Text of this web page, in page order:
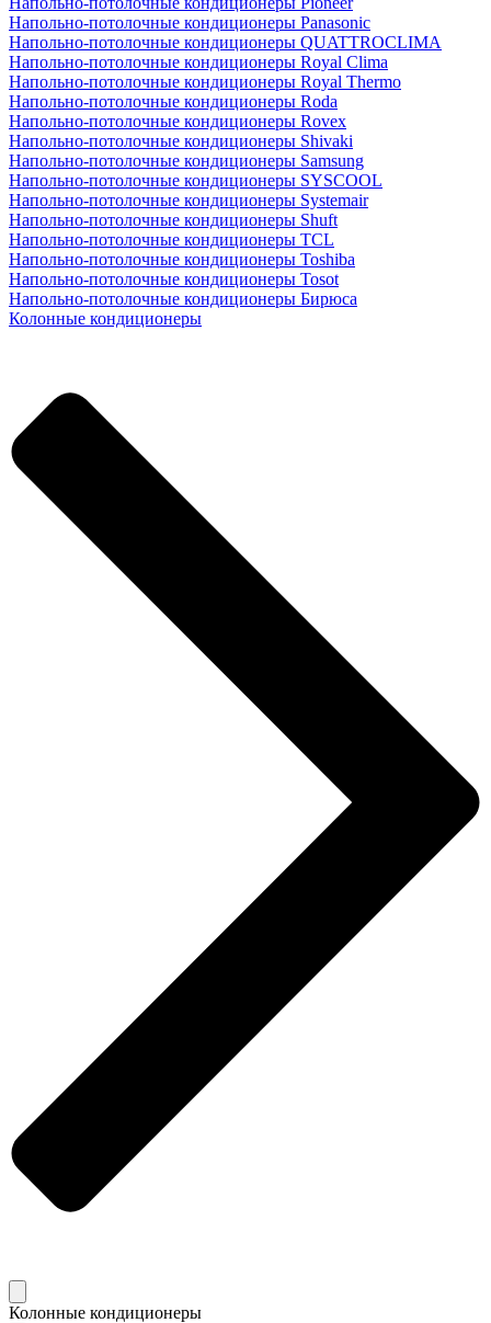
Напольно-потолочные кондиционеры Panasonic
Напольно-потолочные кондиционеры QUATTROCLIMA
Напольно-потолочные кондиционеры Royal Clima
Напольно-потолочные кондиционеры Royal Thermo
Напольно-потолочные кондиционеры Roda
Напольно-потолочные кондиционеры Rovex
Напольно-потолочные кондиционеры Shivaki
Напольно-потолочные кондиционеры Samsung
Напольно-потолочные кондиционеры SYSCOOL
Напольно-потолочные кондиционеры Systemair
Напольно-потолочные кондиционеры Shuft
Напольно-потолочные кондиционеры TCL
Напольно-потолочные кондиционеры Toshiba
Напольно-потолочные кондиционеры Tosot
Напольно-потолочные кондиционеры Бирюса
Колонные кондиционеры
Колонные кондиционеры